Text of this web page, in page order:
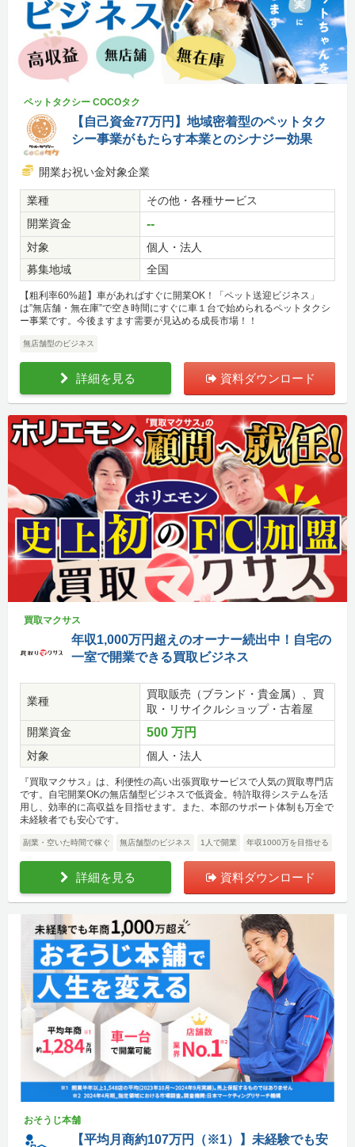
ペットタクシー COCOタク
【自己資金77万円】地域密着型のペットタク
シー事業がもたらす本業とのシナジー効果
開業お祝い金対象企業
業種
その他・各種サービス
開業資金
--
対象
個人・法人
募集地域
全国
【粗利率60%超】車があればすぐに開業OK！「ペット送迎ビジネス」
は”無店舗・無在庫”で空き時間にすぐに車１台で始められるペットタクシ
ー事業です。今後ますます需要が見込める成長市場！！
無店舗型のビジネス
詳細を見る 資料ダウンロード
買取マクサス
年収1,000万円超えのオーナー続出中！自宅の
一室で開業できる買取ビジネス
業種
買取販売（ブランド・貴金属）、買
取・リサイクルショップ・古着屋
開業資金
500 万円
対象 個人・法人
『買取マクサス』は、利便性の高い出張買取サービスで人気の買取専門店
です。自宅開業OKの無店舗型ビジネスで低資金。特許取得システムを活
用し、効率的に高収益を目指せます。また、本部のサポート体制も万全で
未経験者でも安心です。
副業・空いた時間で稼ぐ 無店舗型のビジネス 1人で開業 年収1000万を目指せる
詳細を見る 資料ダウンロード
おそうじ本舗
【平均月商約107万円（※1）】未経験でも安